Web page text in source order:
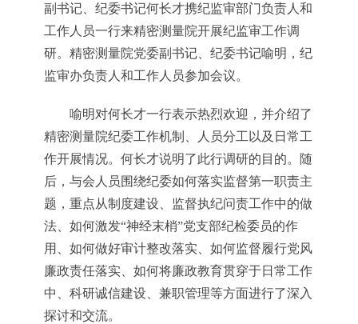
副书记、纪委书记何长才携纪监审部门负责人和
工作人员一行来精密测量院开展纪监审工作调
研。精密测量院党委副书记、纪委书记喻明，纪
监审办负责人和工作人员参加会议。
喻明对何长才一行表示热烈欢迎，并介绍了
精密测量院纪委工作机制、人员分工以及日常工
作开展情况。何长才说明了此行调研的目的。随
后，与会人员围绕纪委如何落实监督第一职责主
题，重点从制度建设、监督执纪问责工作中的做
法、如何激发“神经末梢”党支部纪检委员的作
用、如何做好审计整改落实、如何监督履行党风
廉政责任落实、如何将廉政教育贯穿于日常工作
中、科研诚信建设、兼职管理等方面进行了深入
探讨和交流。